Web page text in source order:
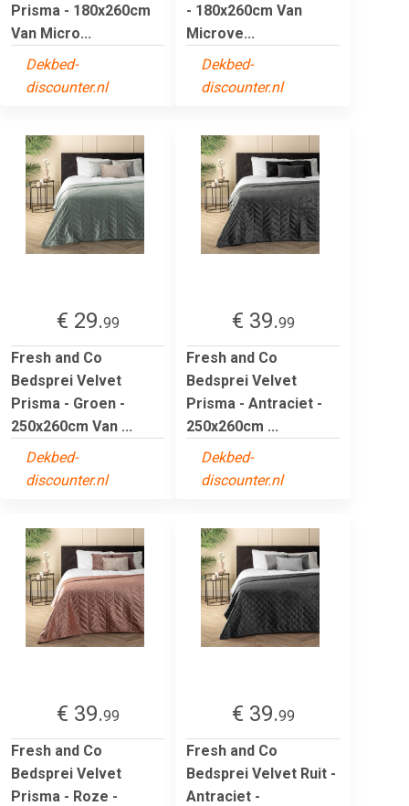
Prisma - 180x260cm
Van Micro...
Dekbed-
discounter.nl
- 180x260cm Van
Microve...
Dekbed-
discounter.nl
€ 29.99
Fresh and Co
Bedsprei Velvet
Prisma - Groen -
250x260cm Van ...
Dekbed-
discounter.nl
€ 39.99
Fresh and Co
Bedsprei Velvet
Prisma - Antraciet -
250x260cm ...
Dekbed-
discounter.nl
€ 39.99
Fresh and Co
Bedsprei Velvet
Prisma - Roze -
€ 39.99
Fresh and Co
Bedsprei Velvet Ruit -
Antraciet -